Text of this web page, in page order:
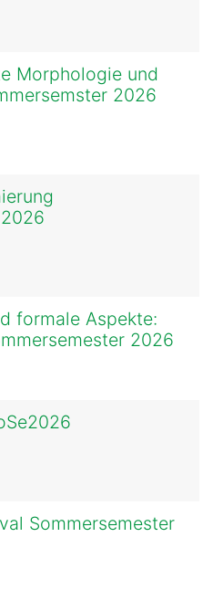
Morphologie und
2026
formale Aspekte:
2026
Sommersemester